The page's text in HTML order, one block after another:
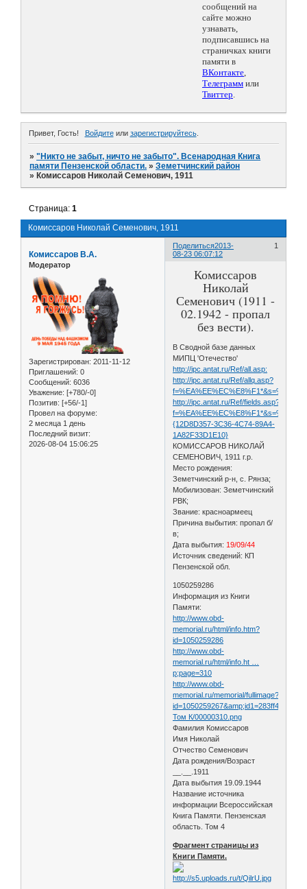
сообщений на
сайте можно
узнавать,
подписавшись на
страничках книги
памяти в
ВКонтакте,
Телеграмм или
Твиттер.
Привет, Гость! Войдитеили зарегистрируйтесь.
»"Никто не забыт, ничто не забыто". Всенародная Книга
памяти Пензенской области. »Земетчинский район
» Комиссаров Николай Семенович, 1911
Комиссаров Николай Семенович, 1911
Страница:1
Поделиться 1
2013-
08-23 06:07:12
Комиссаров В.А.
Модератор
Зарегистрирован: 2011-11-12
Приглашений: 0
Сообщений: 6036
Уважение: [+780/-0]
Позитив: [+56/-1]
Провел на форуме:
2 месяца 1 день
Последний визит:
2026-08-04 15:06:25
Комиссаров
Николай
Семенович (1911 -
02.1942 - пропал
без вести).
В Сводной базе данных
МИПЦ 'Отечество'
http://ipc.antat.ru/Ref/all.asp:
http://ipc.antat.ru/Ref/allq.asp?
http://ipc.antat.ru/Ref/fields.asp?
{12D8D357-3C36-4C74-89A4-
1A82F33D1E10}
КОМИССАРОВ НИКОЛАЙ
СЕМЕНОВИЧ, 1911 г.р.
Место рождения:
Земетчинский р-н, с. Рянза;
Мобилизован: Земетчинский
РВК;
Звание: красноармеец
Причина выбытия: пропал б/
в;
Дата выбытия: 19/09/44
Источник сведений: КП
Пензенской обл.
1050259286
Информация из Книги
Памяти:
http://www.obd-
memorial.ru/html/info.htm?
id=1050259286
http://www.obd-
memorial.ru/html/info.ht …
p;page=310
http://www.obd-
memorial.ru/memorial/fullimage?
Том К/00000310.png
Фамилия Комиссаров
Имя Николай
Отчество Семенович
Дата рождения/Возраст
__.__.1911
Дата выбытия 19.09.1944
Название источника
информации Всероссийская
Книга Памяти. Пензенская
область. Том 4
Фрагмент страницы из
Книги Памяти.